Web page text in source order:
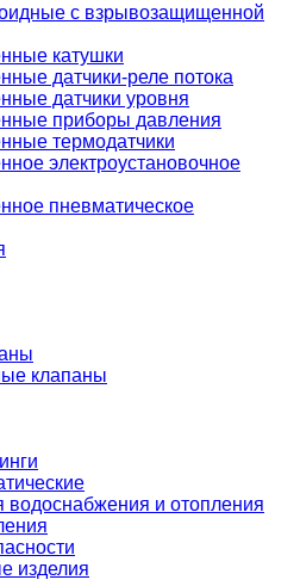
с взрывозащищенной
катушки
датчики-реле потока
датчики уровня
приборы давления
термодатчики
электроустановочное
пневматическое
клапаны
водоснабжения и отопления
изделия